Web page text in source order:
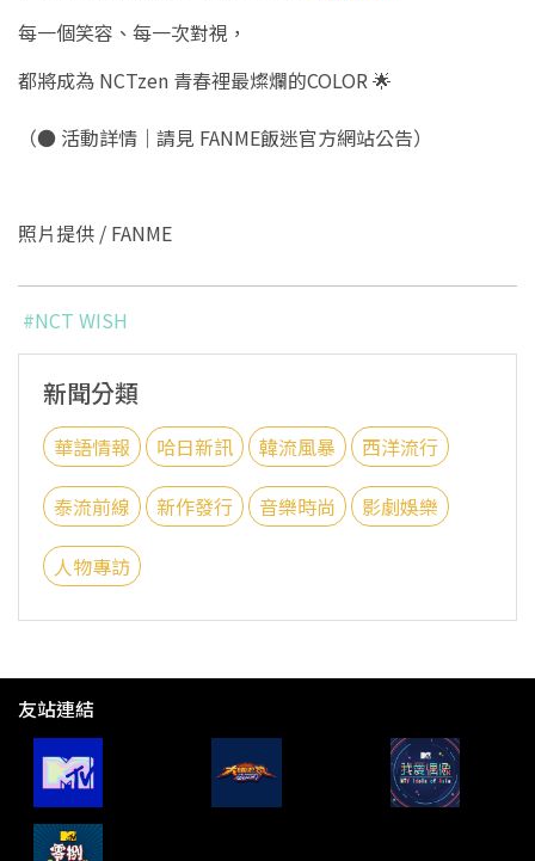
每一個笑容、每一次對視，
都將成為 NCTzen 青春裡最燦爛的COLOR 🌟
（● 活動詳情｜請見 FANME飯迷官方網站公告）
照片提供 / FANME
#NCT WISH
新聞分類
華語情報 哈日新訊 韓流風暴 西洋流行
泰流前線 新作發行 音樂時尚 影劇娛樂
人物專訪
友站連結